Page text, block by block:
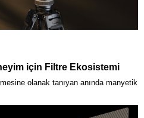
için Filtre Ekosistemi
olanak tanıyan anında manyetik